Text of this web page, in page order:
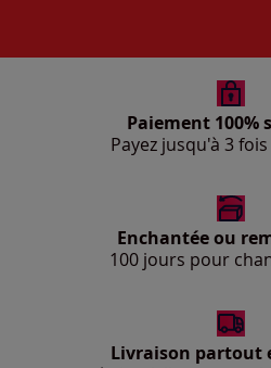
Paiement 100%
Payez jusqu'à 3
Enchantée ou
100 jours pour
Livraison partout